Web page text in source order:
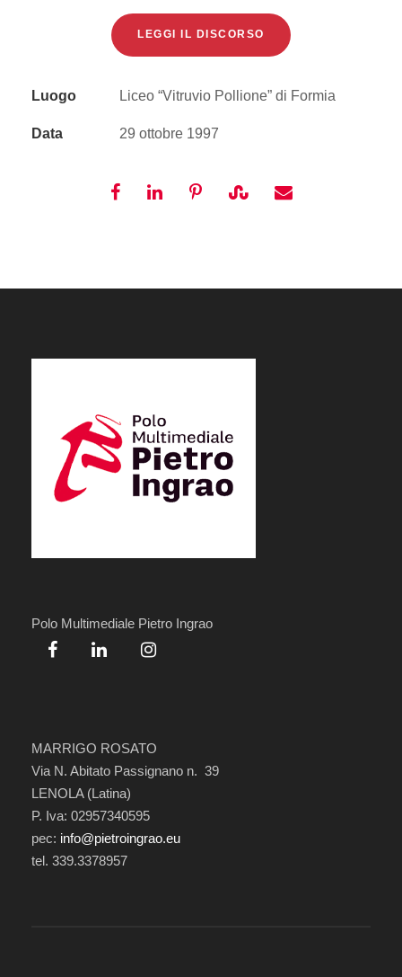
LEGGI IL DISCORSO
Luogo Liceo “Vitruvio Pollione” di Formia
Data 29 ottobre 1997
Polo Multimediale Pietro Ingrao
MARRIGO ROSATO
Via N. Abitato Passignano n. 39
LENOLA (Latina)
P. Iva: 02957340595
pec: info@pietroingrao.eu
tel. 339.3378957